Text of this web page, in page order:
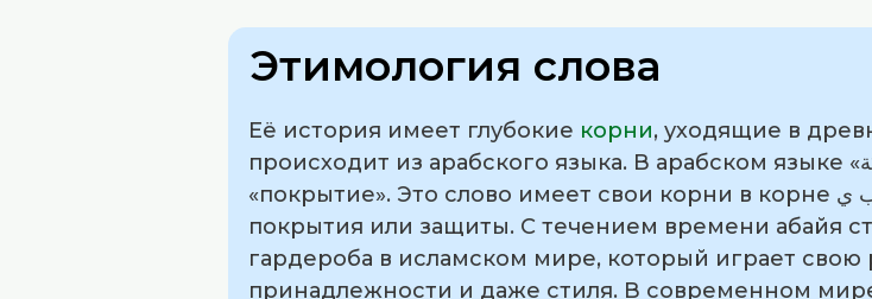
Этимология слова
Её история имеет глубокие корни, уходящие в
происходит из арабского языка. В арабском языке «عَبَايَة» (абайа) означает «одежда» или
покрытия или защиты. С течением времени абайя
гардероба в исламском мире, который играет
принадлежности и даже стиля. В современном